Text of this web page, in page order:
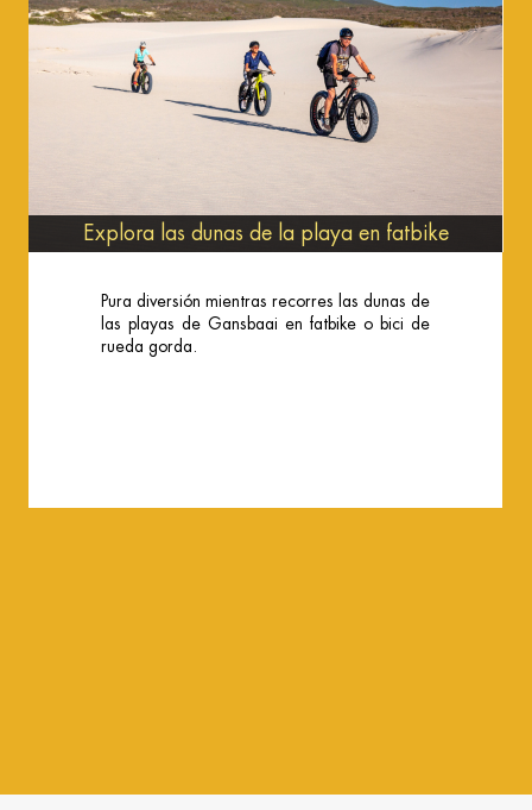
Pura diversión mientras recorres las dunas de
las playas de Gansbaai en fatbike o bici de
rueda gorda.
Explora las dunas de la playa en fatbike